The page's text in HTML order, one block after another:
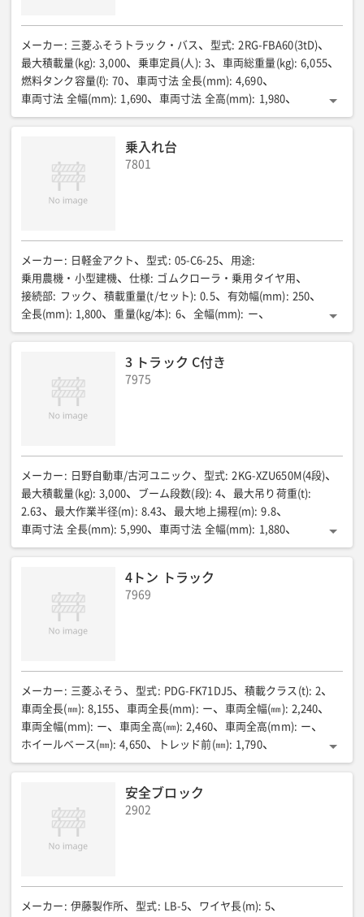
メーカー : 三菱ふそうトラック・バス 型式: 2RG-FBA60(3tD)
最大積載量(kg): 3,000 乗車定員(人): 3 車両総重量(kg): 6,055
燃料タンク容量(ℓ): 70 車両寸法 全長(mm): 4,690
車両寸法 全幅(mm): 1,690 車両寸法 全高(mm): 1,980
荷台寸法 全長(mm): 3,040 荷台寸法 全幅(mm): 1,590
乗入れ台
7801
メーカー : 日軽金アクト 型式: 05-C6-25 用途:
乗用農機・小型建機
仕様: ゴムクローラ・乗用タイヤ用
接続部: フック 積載重量(t/セット): 0.5 有効幅(mm): 250
全長(mm): 1,800 重量(kg/本): 6 全幅(mm): ー
フレーム高さ(mm): ー セット本数(本): ー 自重(kg): ー
3 トラック C付き
7975
メーカー : 日野自動車/古河ユニック 型式: 2KG-XZU650M(4段)
最大積載量(kg): 3,000 ブーム段数(段): 4 最大吊り荷重(t):
2.63
最大作業半径(m): 8.43 最大地上揚程(m): 9.8
車両寸法 全長(mm): 5,990 車両寸法 全幅(mm): 1,880
車両寸法 全高(mm): 2,610 荷台寸法 全長(mm): 3,590
6,855 燃料タンク容量(ℓ)
4トン トラック
7969
メーカー : 三菱ふそう 型式: PDG-FK71DJ5 積載クラス(t): 2
車両全長(㎜): 8,155 車両全長(mm): ー 車両全幅(㎜): 2,240
車両全幅(mm): ー 車両全高(㎜): 2,460 車両全高(mm): ー
ホイールベース(㎜): 4,650 トレッド前(㎜): 1,790
トレッド後(㎜): 1,665 荷台寸法長さ(㎜): 6,200 荷台寸法幅(㎜):
登坂能力tanθ: 0.57
燃料消費率(㎞/R): 6.70
車両総重量(kg)
最大トルク(kgf・m/rpm): 54.0 燃料タンク容量(r): 100
タイヤサイズ前/後: 225/80R17.5 クレーンブーム段数
安全ブロック
2902
メーカー : 伊藤製作所 型式: LB-5 ワイヤ長(m): 5